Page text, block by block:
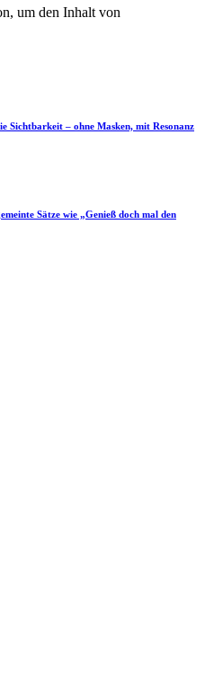
um den Inhalt von
Sichtbarkeit – ohne Masken, mit Resonanz
Sätze wie „Genieß doch mal den